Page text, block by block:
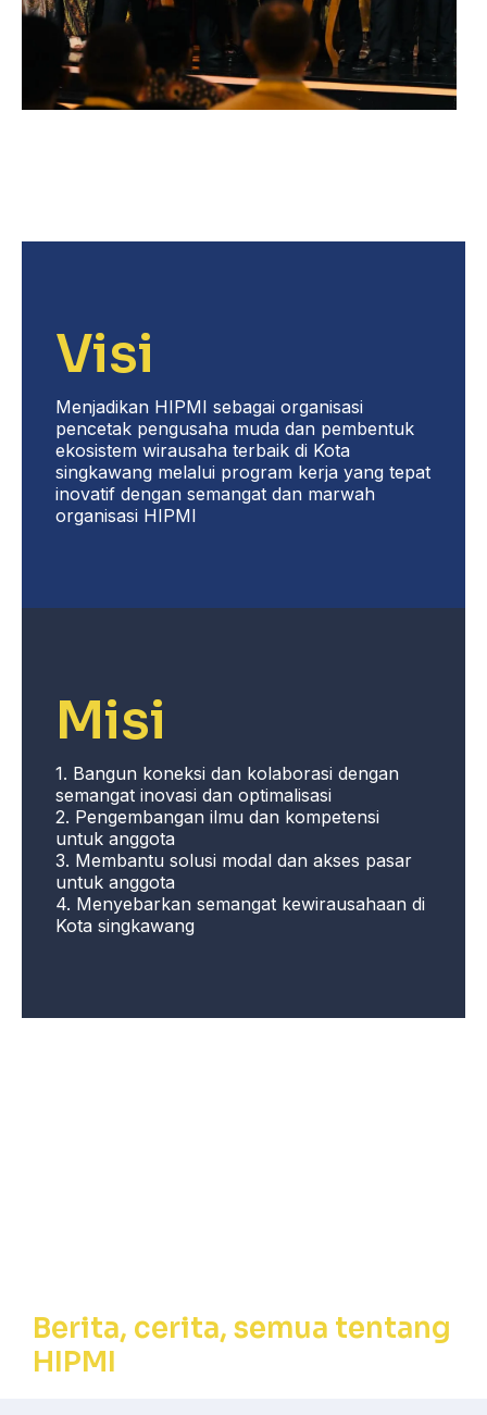
Visi
Menjadikan HIPMI sebagai organisasi
pencetak pengusaha muda dan pembentuk
ekosistem wirausaha terbaik di Kota
singkawang melalui program kerja yang tepat
inovatif dengan semangat dan marwah
organisasi HIPMI
Misi
1. Bangun koneksi dan kolaborasi dengan
semangat inovasi dan optimalisasi
2. Pengembangan ilmu dan kompetensi
untuk anggota
3. Membantu solusi modal dan akses pasar
untuk anggota
4. Menyebarkan semangat kewirausahaan di
Kota singkawang
Berita, cerita, semua tentang
HIPMI